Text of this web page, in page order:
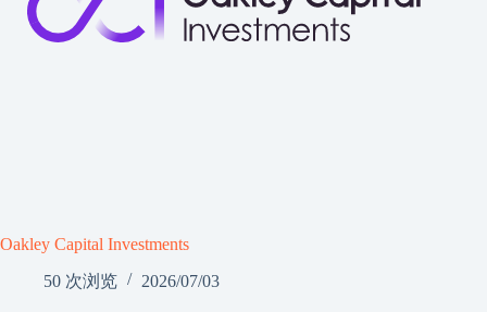
Oakley Capital Investments
50 次浏览
2026/07/03